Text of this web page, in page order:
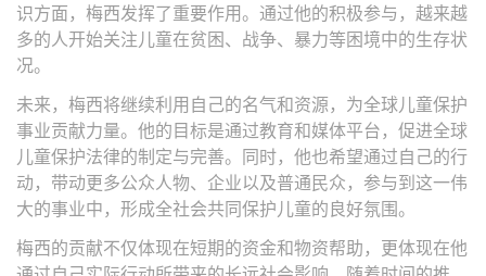
识方面，梅西发挥了重要作用。通过他的积极参与，越来越
多的人开始关注儿童在贫困、战争、暴力等困境中的生存状
况。
未来，梅西将继续利用自己的名气和资源，为全球儿童保护
事业贡献力量。他的目标是通过教育和媒体平台，促进全球
儿童保护法律的制定与完善。同时，他也希望通过自己的行
动，带动更多公众人物、企业以及普通民众，参与到这一伟
大的事业中，形成全社会共同保护儿童的良好氛围。
梅西的贡献不仅体现在短期的资金和物资帮助，更体现在他